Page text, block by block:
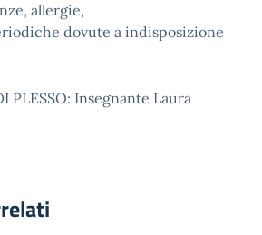
allergie,
dovute a indisposizione
PLESSO: Insegnante Laura